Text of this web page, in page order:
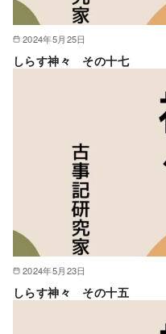
2024年5月25日
しらす神々 その十七
2024年5月23日
しらす神々 その十五